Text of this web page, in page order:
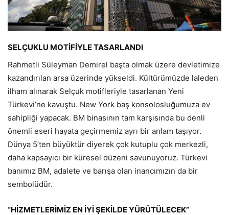
SELÇUKLU MOTİFİYLE TASARLANDI
Rahmetli Süleyman Demirel başta olmak üzere devletimize
kazandırılan arsa üzerinde yükseldi. Kültürümüzde laleden
ilham alınarak Selçuk motifleriyle tasarlanan Yeni
Türkevi’ne kavuştu. New York baş konsolosluğumuza ev
sahipliği yapacak. BM binasının tam karşısında bu denli
önemli eseri hayata geçirmemiz ayrı bir anlam taşıyor.
Dünya 5’ten büyüktür diyerek çok kutuplu çok merkezli,
daha kapsayıcı bir küresel düzeni savunuyoruz. Türkevi
banımız BM, adalete ve barışa olan inancımızın da bir
sembolüdür.
“HİZMETLERİMİZ EN İYİ ŞEKİLDE YÜRÜTÜLECEK”